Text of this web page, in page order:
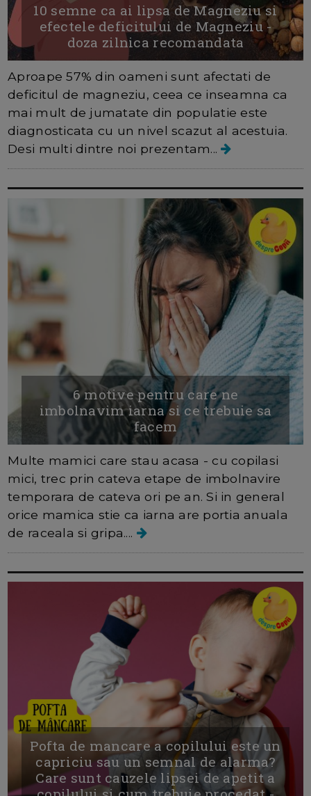
10 semne ca ai lipsa de Magneziu si
efectele deficitului de Magneziu -
doza zilnica recomandata
Aproape 57% din oameni sunt afectati de
deficitul de magneziu, ceea ce inseamna ca
mai mult de jumatate din populatie este
diagnosticata cu un nivel scazut al acestuia.
Desi multi dintre noi prezentam...
6 motive pentru care ne
imbolnavim iarna si ce trebuie sa
facem
Multe mamici care stau acasa - cu copilasi
mici, trec prin cateva etape de imbolnavire
temporara de cateva ori pe an. Si in general
orice mamica stie ca iarna are portia anuala
de raceala si gripa....
Pofta de mancare a copilului este un
capriciu sau un semnal de alarma?
Care sunt cauzele lipsei de apetit a